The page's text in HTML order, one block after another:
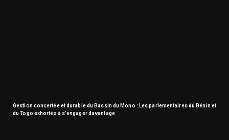
Gestion concertée et durable du Bassin du Mono : Les parlementaires du Bénin et
du Togo exhortés à s’engager davantage